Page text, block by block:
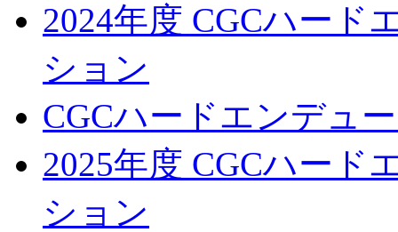
2024年度 CGCハード
ション
CGCハードエンデュ
2025年度 CGCハード
ション